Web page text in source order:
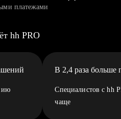
платежами
hh PRO
В 2,4 раза больше
Специалистов с hh
чаще